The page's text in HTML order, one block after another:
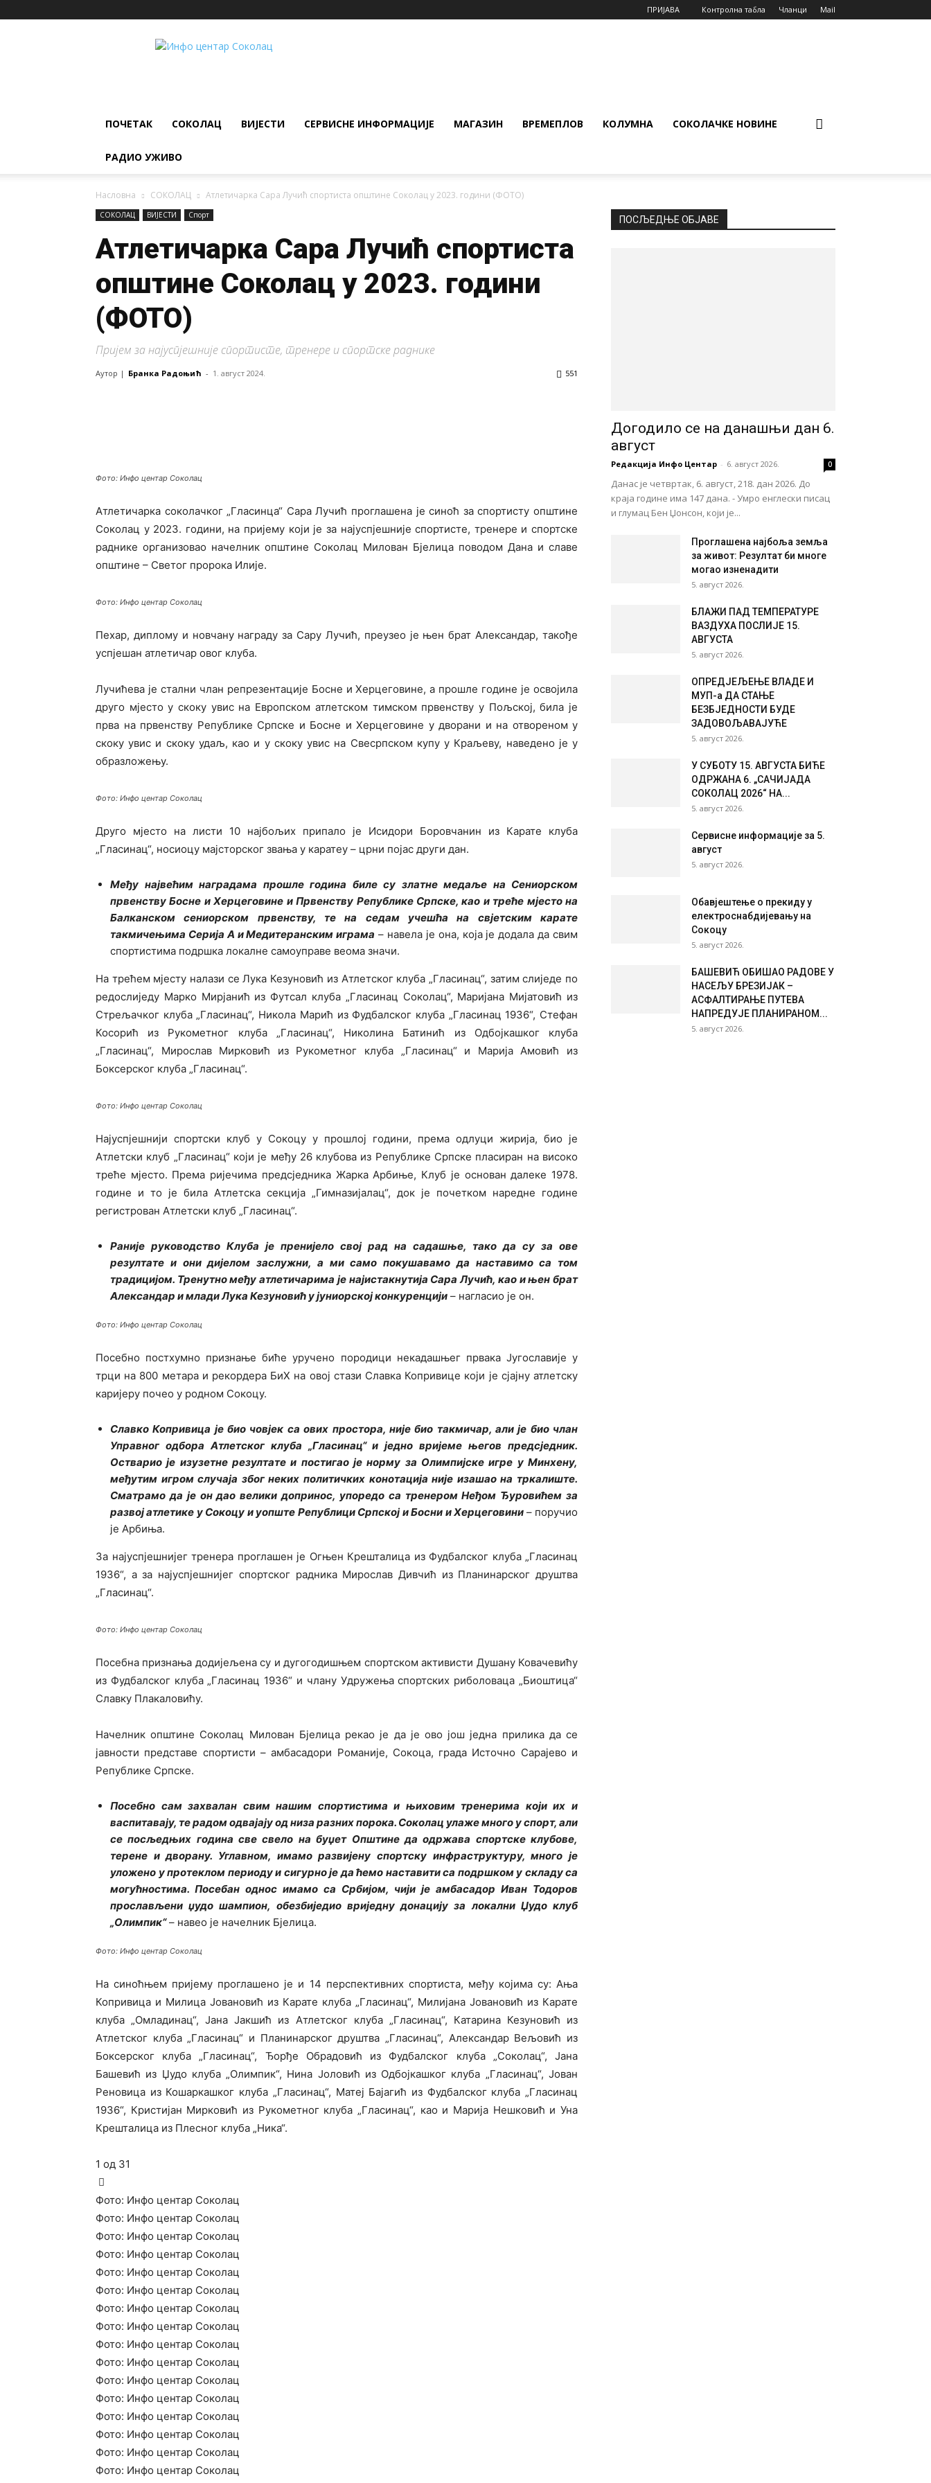
ПРИЈАВА Контролна табла Чланци Mail
ИНФО
ПОЧЕТАК СОКОЛАЦ ВИЈЕСТИ СЕРВИСНЕ ИНФОРМАЦИЈЕ МАГАЗИН ВРЕМЕПЛОВ КОЛУМНА СОКОЛАЧКЕ НОВИНЕ
РАДИО УЖИВО
Насловна СОКОЛАЦ Атлетичарка Сара Лучић спортиста општине Соколац у 2023. години (ФОТО)
СОКОЛАЦ ВИЈЕСТИ Спорт
Атлетичарка Сара Лучић спортиста
општине Соколац у 2023. години
(ФОТО)
Пријем за најуспјешније спортисте, тренере и спортске раднике
Аутор | Бранка Радоњић - 1. август 2024. 551
Фото: Инфо центар Соколац
Атлетичарка соколачког „Гласинца“ Сара Лучић проглашена је синоћ за спортисту општине
Соколац у 2023. години, на пријему који је за најуспјешније спортисте, тренере и спортске
раднике организовао начелник општине Соколац Милован Бјелица поводом Дана и славе
општине – Светог пророка Илије.
Фото: Инфо центар Соколац
Пехар, диплому и новчану награду за Сару Лучић, преузео је њен брат Александар, такође
успјешан атлетичар овог клуба.
Лучићева је стални члан репрезентације Босне и Херцеговине, а прошле године је освојила
друго мјесто у скоку увис на Европском атлетском тимском првенству у Пољској, била је
прва на првенству Републике Српске и Босне и Херцеговине у дворани и на отвореном у
скоку увис и скоку удаљ, као и у скоку увис на Свесрпском купу у Краљеву, наведено је у
образложењу.
Фото: Инфо центар Соколац
Друго мјесто на листи 10 најбољих припало је Исидори Боровчанин из Карате клуба
„Гласинац“, носиоцу мајсторског звања у каратеу – црни појас други дан.
Међу највећим наградама прошле година биле су златне медаље на Сениорском
првенству Босне и Херцеговине и Првенству Републике Српске, као и треће мјесто на
Балканском сениорском првенству, те на седам учешћа на свјетским карате
такмичењима Серија А и Медитеранским играма – навела је она, која је додала да свим
спортистима подршка локалне самоуправе веома значи.
На трећем мјесту налази се Лука Кезуновић из Атлетског клуба „Гласинац“, затим слиједе по
редослиједу Марко Мирјанић из Футсал клуба „Гласинац Соколац“, Маријана Мијатовић из
Стрељачког клуба „Гласинац“, Никола Марић из Фудбалског клуба „Гласинац 1936“, Стефан
Косорић из Рукометног клуба „Гласинац“, Николина Батинић из Одбојкашког клуба
„Гласинац“, Мирослав Мирковић из Рукометног клуба „Гласинац“ и Марија Амовић из
Боксерског клуба „Гласинац“.
Фото: Инфо центар Соколац
Најуспјешнији спортски клуб у Сокоцу у прошлој години, према одлуци жирија, био је
Атлетски клуб „Гласинац“ који је међу 26 клубова из Републике Српске пласиран на високо
треће мјесто. Према ријечима предсједника Жарка Арбиње, Клуб је основан далеке 1978.
године и то је била Атлетска секција „Гимназијалац“, док је почетком наредне године
регистрован Атлетски клуб „Гласинац“.
Раније руководство Клуба је пренијело свој рад на садашње, тако да су за ове
резултате и они дијелом заслужни, а ми само покушавамо да наставимо са том
традицијом. Тренутно међу атлетичарима је најистакнутија Сара Лучић, као и њен брат
Александар и млади Лука Кезуновић у јуниорској конкуренцији – нагласио је он.
Фото: Инфо центар Соколац
Посебно постхумно признање биће уручено породици некадашњег првака Југославије у
трци на 800 метара и рекордера БиХ на овој стази Славка Копривице који је сјајну атлетску
каријеру почео у родном Сокоцу.
Славко Копривица је био човјек са ових простора, није био такмичар, али је био члан
Управног одбора Атлетског клуба „Гласинац“ и једно вријеме његов предсједник.
Остварио је изузетне резултате и постигао је норму за Олимпијске игре у Минхену,
међутим игром случаја због неких политичких конотација није изашао на тркалиште.
Сматрамо да је он дао велики допринос, упоредо са тренером Неђом Ђуровићем за
развој атлетике у Сокоцу и уопште Републици Српској и Босни и Херцеговини – поручио
је Арбиња.
За најуспјешнијег тренера проглашен је Огњен Крешталица из Фудбалског клуба „Гласинац
1936“, а за најуспјешнијег спортског радника Мирослав Дивчић из Планинарског друштва
„Гласинац“.
Фото: Инфо центар Соколац
Посебна признања додијељена су и дугогодишњем спортском активисти Душану Ковачевићу
из Фудбалског клуба „Гласинац 1936“ и члану Удружења спортских риболоваца „Биоштица“
Славку Плакаловићу.
Начелник општине Соколац Милован Бјелица рекао је да је ово још једна прилика да се
јавности представе спортисти – амбасадори Романије, Сокоца, града Источно Сарајево и
Републике Српске.
Посебно сам захвалан свим нашим спортистима и њиховим тренерима који их и
васпитавају, те радом одвајају од низа разних порока. Соколац улаже много у спорт, али
се посљедњих година све свело на буџет Општине да одржава спортске клубове,
терене и дворану. Углавном, имамо развијену спортску инфраструктуру, много је
уложено у протеклом периоду и сигурно је да ћемо наставити са подршком у складу са
могућностима. Посебан однос имамо са Србијом, чији је амбасадор Иван Тодоров
прослављени џудо шампион, обезбиједио вриједну донацију за локални Џудо клуб
„Олимпик“– навео је начелник Бјелица.
Фото: Инфо центар Соколац
На синоћњем пријему проглашено је и 14 перспективних спортиста, међу којима су: Ања
Копривица и Милица Јовановић из Карате клуба „Гласинац“, Милијана Јовановић из Карате
клуба „Омладинац“, Јана Јакшић из Атлетског клуба „Гласинац“, Катарина Кезуновић из
Атлетског клуба „Гласинац“ и Планинарског друштва „Гласинац“, Александар Вељовић из
Боксерског клуба „Гласинац“, Ђорђе Обрадовић из Фудбалског клуба „Соколац“, Јана
Башевић из Џудо клуба „Олимпик“, Нина Јоловић из Одбојкашког клуба „Гласинац“, Јован
Реновица из Кошаркашког клуба „Гласинац“, Матеј Бајагић из Фудбалског клуба „Гласинац
1936“, Кристијан Мирковић из Рукометног клуба „Гласинац“, као и Марија Нешковић и Уна
Крешталица из Плесног клуба „Ника“.
1 од 31
Фото: Инфо центар Соколац
Фото: Инфо центар Соколац
Фото: Инфо центар Соколац
Фото: Инфо центар Соколац
Фото: Инфо центар Соколац
Фото: Инфо центар Соколац
Фото: Инфо центар Соколац
Фото: Инфо центар Соколац
Фото: Инфо центар Соколац
Фото: Инфо центар Соколац
Фото: Инфо центар Соколац
Фото: Инфо центар Соколац
Фото: Инфо центар Соколац
Фото: Инфо центар Соколац
Фото: Инфо центар Соколац
Фото: Инфо центар Соколац
ПОСЉЕДЊЕ ОБЈАВЕ
Догодило се на данашњи дан 6.
август
Редакција Инфо Центар - 6. август 2026. 0
Данас је четвртак, 6. август, 218. дан 2026. До
краја године има 147 дана. - Умро енглески писац
и глумац Бен Џонсон, који је...
Проглашена најбоља земља
за живот: Резултат би многе
могао изненадити
5. август 2026.
БЛАЖИ ПАД ТЕМПЕРАТУРЕ
ВАЗДУХА ПОСЛИЈЕ 15.
АВГУСТА
5. август 2026.
ОПРЕД‌ЈЕЉЕЊЕ ВЛАДЕ И
МУП-а ДА СТАЊЕ
БЕЗБЈЕДНОСТИ БУДЕ
ЗАДОВОЉАВАЈУЋЕ
5. август 2026.
У СУБОТУ 15. АВГУСТА БИЋЕ
ОДРЖАНА 6. „САЧИЈАДА
СОКОЛАЦ 2026“ НА...
5. август 2026.
Сервисне информације за 5.
август
5. август 2026.
Обавјештење о прекиду у
електроснабдијевању на
Сокоцу
5. август 2026.
БАШЕВИЋ ОБИШАО РАДОВЕ У
НАСЕЉУ БРЕЗИЈАК –
АСФАЛТИРАЊЕ ПУТЕВА
НАПРЕДУЈЕ ПЛАНИРАНОМ...
5. август 2026.